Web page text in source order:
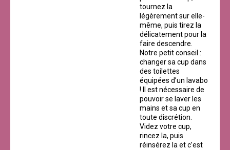
tournez la
légèrement sur elle-
même, puis tirez la
délicatement pour la
faire descendre.
Notre petit conseil :
changer sa cup dans
des toilettes
équipées d’un lavabo
! Il est nécessaire de
pouvoir se laver les
mains et sa cup en
toute discrétion.
Videz votre cup,
rincez la, puis
réinsérez la et c’est